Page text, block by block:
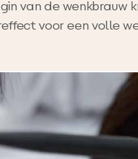
van de wenkbrauw
voor een volle